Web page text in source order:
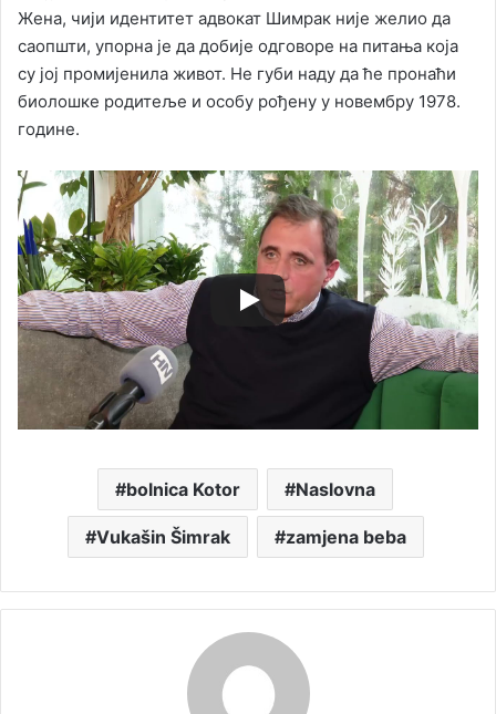
Жена, чији идентитет адвокат Шимрак није желио да
саопшти, упорна је да добије одговоре на питања која
су јој промијенила живот. Не губи наду да ће пронаћи
биолошке родитеље и особу рођену у новембру 1978.
године.
bolnica Kotor Naslovna
Vukašin Šimrak zamjena beba